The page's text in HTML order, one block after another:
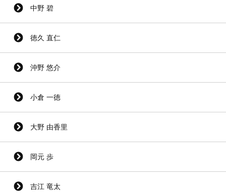
中野 碧
徳久 直仁
沖野 悠介
小倉 一徳
大野 由香里
岡元 歩
吉江 竜太